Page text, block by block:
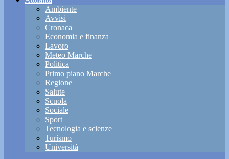
Ambiente
Avvisi
Cronaca
Economia e finanza
Lavoro
Meteo Marche
Politica
Primo piano Marche
Regione
Salute
Scuola
Sociale
Sport
Tecnologia e scienze
Turismo
Università